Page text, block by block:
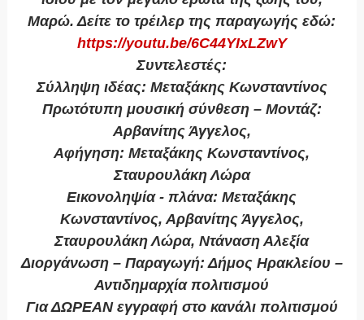
Μαρώ. Δείτε το τρέιλερ της παραγωγής εδώ:
https://youtu.be/6C44YIxLZwY
Συντελεστές:
Σύλληψη ιδέας: Μεταξάκης Κωνσταντίνος
Πρωτότυπη μουσική σύνθεση – Μοντάζ:
Αρβανίτης Άγγελος,
Αφήγηση: Μεταξάκης Κωνσταντίνος,
Σταυρουλάκη Λώρα
Εικονοληψία - πλάνα: Μεταξάκης
Κωνσταντίνος, Αρβανίτης Άγγελος,
Σταυρουλάκη Λώρα, Ντάναση Αλεξία
Διοργάνωση – Παραγωγή: Δήμος Ηρακλείου –
Αντιδημαρχία πολιτισμού
Για ΔΩΡΕΑΝ εγγραφή στο κανάλι πολιτισμού